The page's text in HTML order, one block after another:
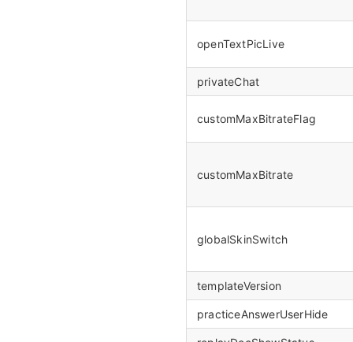
openTextPicLive
privateChat
customMaxBitrateFlag
customMaxBitrate
globalSkinSwitch
templateVersion
practiceAnswerUserHide